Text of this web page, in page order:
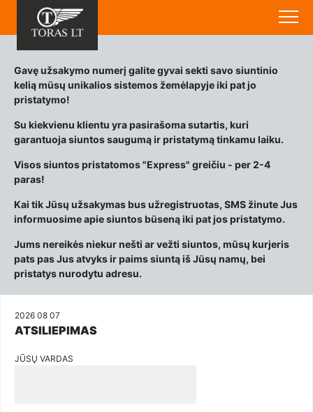
Gavę užsakymo numerį galite gyvai sekti savo siuntinio
kelią mūsų unikalios sistemos žemėlapyje iki pat jo
pristatymo!
Su kiekvienu klientu yra pasirašoma sutartis, kuri
garantuoja siuntos saugumą ir pristatymą tinkamu laiku.
Visos siuntos pristatomos "Express" greičiu - per 2-4
paras!
Kai tik Jūsų užsakymas bus užregistruotas, SMS žinute Jus
informuosime apie siuntos būseną iki pat jos pristatymo.
Jums nereikės niekur nešti ar vežti siuntos, mūsų kurjeris
pats pas Jus atvyks ir paims siuntą iš Jūsų namų, bei
pristatys nurodytu adresu.
2026 08 07
ATSILIEPIMAS
JŪSŲ VARDAS